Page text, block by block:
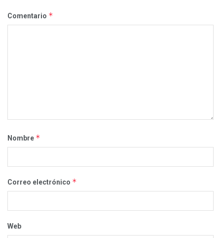
Comentario *
Nombre *
Correo electrónico *
Web